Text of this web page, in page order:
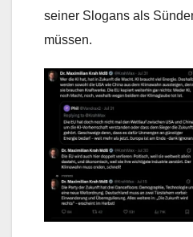
seiner Slogans als
müssen.